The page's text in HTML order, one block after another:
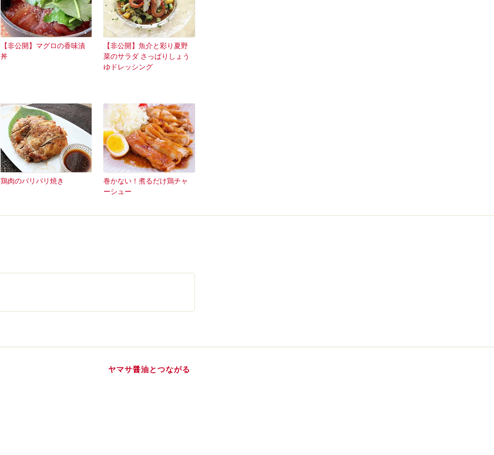
【非公開】マグロの香味漬
丼
【非公開】魚介と彩り夏野
菜のサラダ さっぱりしょう
ゆドレッシング
鶏肉のパリパリ焼き
巻かない！煮るだけ鶏チャ
ーシュー
ヤマサ醤油とつながる